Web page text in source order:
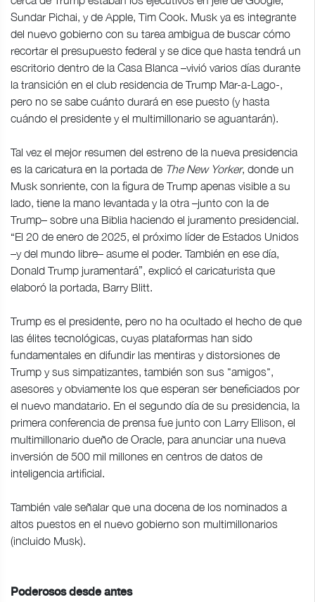
Sundar Pichai, y de Apple, Tim Cook. Musk ya es integrante
del nuevo gobierno con su tarea ambigua de buscar cómo
recortar el presupuesto federal y se dice que hasta tendrá un
escritorio dentro de la Casa Blanca –vivió varios días durante
la transición en el club residencia de Trump Mar-a-Lago-,
pero no se sabe cuánto durará en ese puesto (y hasta
cuándo el presidente y el multimillonario se aguantarán).
Tal vez el mejor resumen del estreno de la nueva presidencia
es la caricatura en la portada de The New Yorker, donde un
Musk sonriente, con la figura de Trump apenas visible a su
lado, tiene la mano levantada y la otra –junto con la de
Trump– sobre una Biblia haciendo el juramento presidencial.
“El 20 de enero de 2025, el próximo líder de Estados Unidos
–y del mundo libre– asume el poder. También en ese día,
Donald Trump juramentará”, explicó el caricaturista que
elaboró la portada, Barry Blitt.
Trump es el presidente, pero no ha ocultado el hecho de que
las élites tecnológicas, cuyas plataformas han sido
fundamentales en difundir las mentiras y distorsiones de
Trump y sus simpatizantes, también son sus "amigos",
asesores y obviamente los que esperan ser beneficiados por
el nuevo mandatario. En el segundo día de su presidencia, la
primera conferencia de prensa fue junto con Larry Ellison, el
multimillonario dueño de Oracle, para anunciar una nueva
inversión de 500 mil millones en centros de datos de
inteligencia artificial.
También vale señalar que una docena de los nominados a
altos puestos en el nuevo gobierno son multimillonarios
(incluido Musk).
Poderosos desde antes